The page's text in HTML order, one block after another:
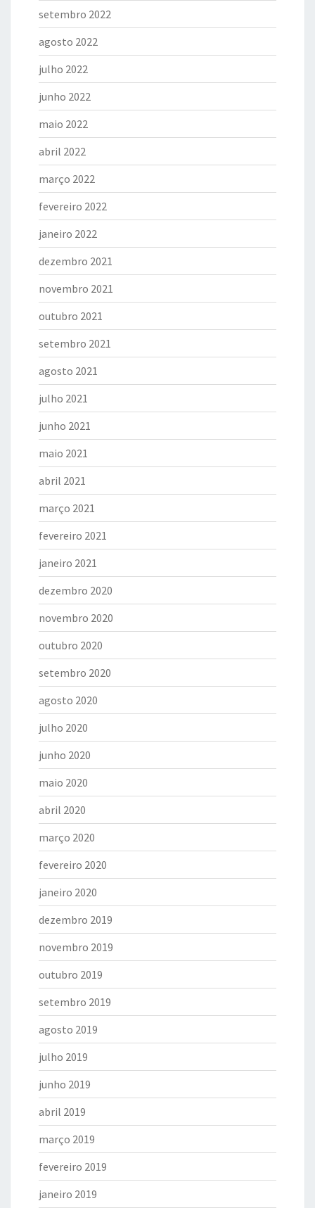
setembro 2022
agosto 2022
julho 2022
junho 2022
maio 2022
abril 2022
março 2022
fevereiro 2022
janeiro 2022
dezembro 2021
novembro 2021
outubro 2021
setembro 2021
agosto 2021
julho 2021
junho 2021
maio 2021
abril 2021
março 2021
fevereiro 2021
janeiro 2021
dezembro 2020
novembro 2020
outubro 2020
setembro 2020
agosto 2020
julho 2020
junho 2020
maio 2020
abril 2020
março 2020
fevereiro 2020
janeiro 2020
dezembro 2019
novembro 2019
outubro 2019
setembro 2019
agosto 2019
julho 2019
junho 2019
abril 2019
março 2019
fevereiro 2019
janeiro 2019